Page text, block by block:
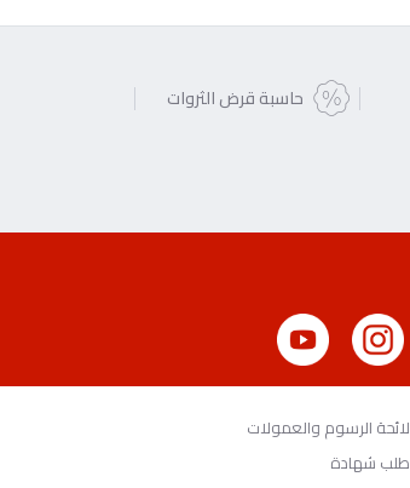
حاسبة قرض الثروات
لائحة الرسوم والعمولات
طلب شهادة